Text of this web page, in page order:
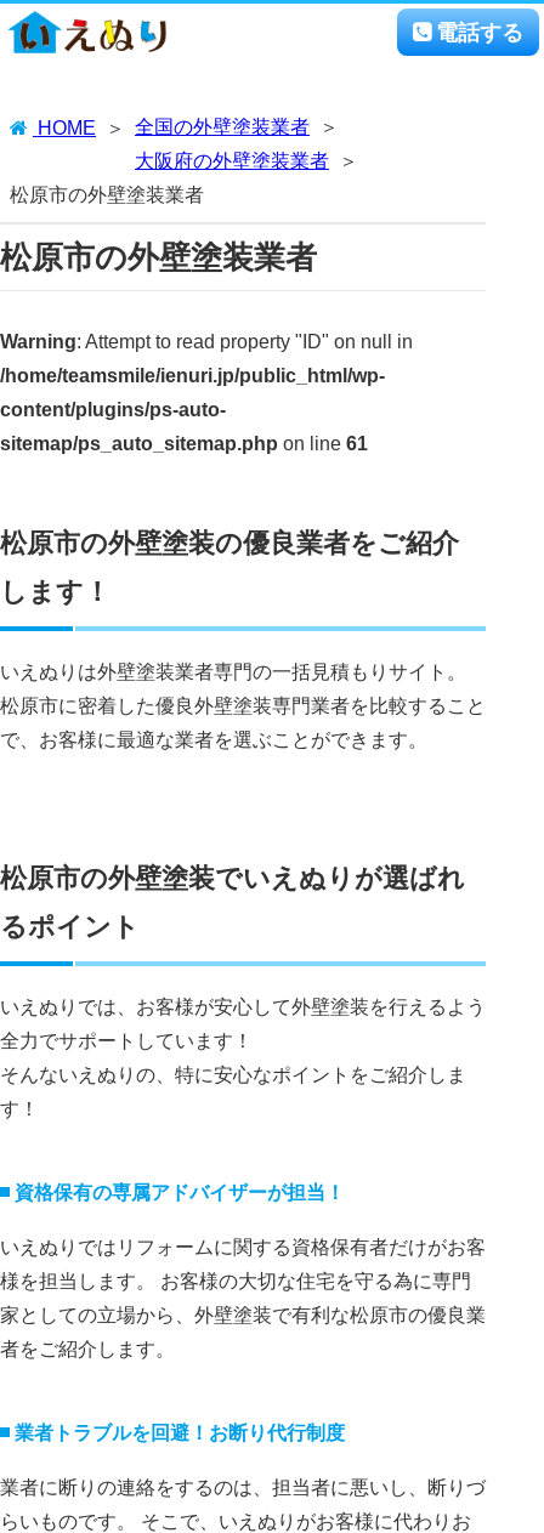
電話する
HOME
全国の外壁塗装業者
大阪府の外壁塗装業者
松原市の外壁塗装業者
松原市の外壁塗装業者
Warning: Attempt to read property "ID" on null in
/home/teamsmile/ienuri.jp/public_html/wp-
content/plugins/ps-auto-
sitemap/ps_auto_sitemap.php on line 61
松原市の外壁塗装の優良業者をご紹介
します！
いえぬりは外壁塗装業者専門の一括見積もりサイト。
松原市に密着した優良外壁塗装専門業者を比較すること
で、お客様に最適な業者を選ぶことができます。
松原市の外壁塗装でいえぬりが選ばれ
るポイント
いえぬりでは、お客様が安心して外壁塗装を行えるよう
全力でサポートしています！
そんないえぬりの、特に安心なポイントをご紹介しま
す！
資格保有の専属アドバイザーが担当！
いえぬりではリフォームに関する資格保有者だけがお客
様を担当します。 お客様の大切な住宅を守る為に専門
家としての立場から、外壁塗装で有利な松原市の優良業
者をご紹介します。
業者トラブルを回避！お断り代⾏制度
業者に断りの連絡をするのは、担当者に悪いし、断りづ
らいものです。 そこで、いえぬりがお客様に代わりお